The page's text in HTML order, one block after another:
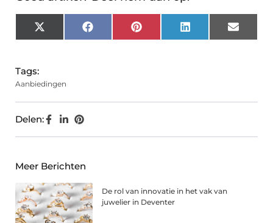
X
(Twitter)
FacebookPinterest LinkedIn Email
Tags:
Aanbiedingen
Delen:
Meer Berichten
De rol van innovatie in het vak van
juwelier in Deventer